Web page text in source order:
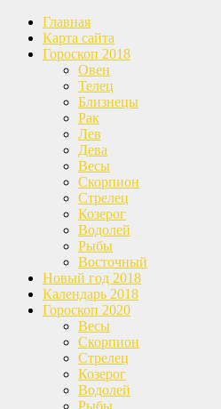
Главная
Карта сайта
Гороскоп 2018
Овен
Телец
Близнецы
Рак
Лев
Дева
Весы
Скорпион
Стрелец
Козерог
Водолей
Рыбы
Восточный
Новый год 2018
Календарь 2018
Гороскоп 2020
Весы
Скорпион
Стрелец
Козерог
Водолей
Рыбы